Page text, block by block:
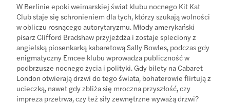
W Berlinie epoki weimarskiej świat klubu nocnego Kit Kat
Club staje się schronieniem dla tych, którzy szukają wolności
w obliczu rosnącego autorytaryzmu. Młody amerykański
pisarz Clifford Bradshaw przyjeżdża i zostaje spleciony z
angielską piosenkarką kabaretową Sally Bowles, podczas gdy
enigmatyczny Emcee klubu wprowadza publiczność w
podbrzusze nocnego życia i polityki. Gdy bilety na Cabaret
London otwierają drzwi do tego świata, bohaterowie flirtują z
ucieczką, nawet gdy zbliża się mroczna przyszłość, czy
impreza przetrwa, czy też siły zewnętrzne wyważą drzwi?